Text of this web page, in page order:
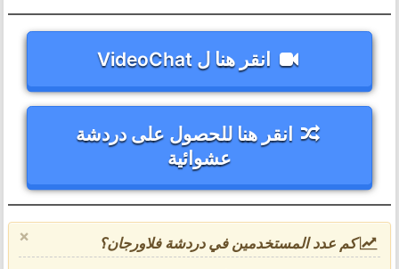
انقر هنا ل VideoChat
انقر هنا للحصول على دردشة
عشوائية
× كم عدد المستخدمين في دردشة فلاورجان؟